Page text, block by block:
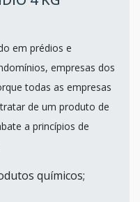
em prédios e
empresas dos
todas as empresas
de um produto de
a princípios de
químicos;